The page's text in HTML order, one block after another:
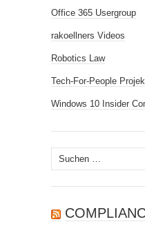
Office 365 Usergroup
rakoellners Videos
Robotics Law
Tech-For-People
Windows 10 Insider
Suchen
nach: